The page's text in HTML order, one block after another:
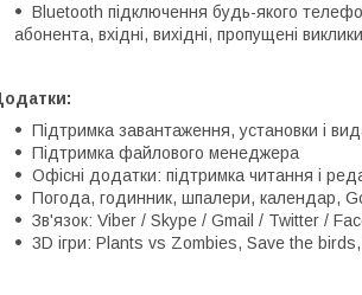
Bluetooth підключення будь-якого
абонента, вхідні, вихідні, пропущені виклики
Підтримка завантаження, установки і
Підтримка файлового менеджера
Офісні додатки: підтримка читання і
Погода, годинник, шпалери, календар,
Зв'язок: Viber / Skype / Gmail / Twitter /
3D ігри: Plants vs Zombies, Save the birds,